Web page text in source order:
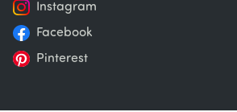
Instagram
Facebook
Pinterest